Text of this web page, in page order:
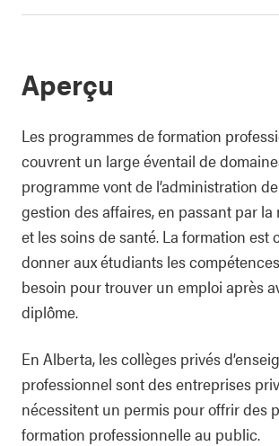
Aperçu
Les programmes de formation
couvrent un large éventail de
programme vont de l’administration
gestion des affaires, en passant par
et les soins de santé. La formation est
donner aux étudiants les
besoin pour trouver un emploi après
diplôme.
En Alberta, les collèges privés
professionnel sont des entreprises
nécessitent un permis pour offrir des
formation professionnelle au public.